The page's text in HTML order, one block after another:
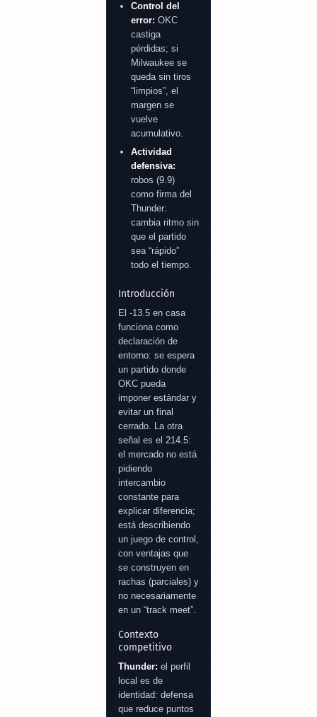
Control del
error: OKC
castiga
pérdidas; si
Milwaukee se
queda sin tiros
“limpios”, el
margen se
vuelve
acumulativo.
Actividad
defensiva:
robos (9.9)
como firma del
Thunder:
cambia ritmo sin
que el partido
sea “rápido”
todo el tiempo.
Introducción
El -13.5 en casa
funciona como
declaración de
entorno: se espera
un partido donde
OKC pueda
imponer estándar y
evitar un final
cerrado. La otra
señal es el 214.5:
el mercado no está
pidiendo
intercambio
constante para
explicar diferencia;
está describiendo
un juego de control,
con ventajas que
se construyen en
rachas (parciales) y
no necesariamente
en un “track meet”.
Contexto
competitivo
Thunder: el perfil
local es de
identidad: defensa
que reduce puntos